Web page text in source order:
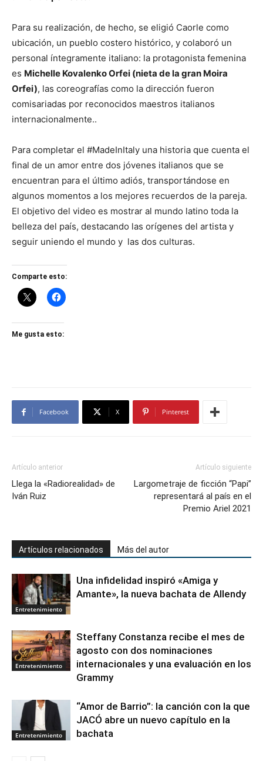
Para su realización, de hecho, se eligió Caorle como
ubicación, un pueblo costero histórico, y colaboró ​​un
personal íntegramente italiano: la protagonista femenina
es Michelle Kovalenko Orfei (nieta de la gran Moira
Orfei), las coreografías como la dirección fueron
comisariadas por reconocidos maestros italianos
internacionalmente..
Para completar el #MadeInItaly una historia que cuenta el
final de un amor entre dos jóvenes italianos que se
encuentran para el último adiós, transportándose en
algunos momentos a los mejores recuerdos de la pareja.
El objetivo del video es mostrar al mundo latino toda la
belleza del país, destacando las orígenes del artista y
seguir uniendo el mundo y las dos culturas.
Comparte esto:
Me gusta esto:
Facebook X Pinterest
Artículo anterior
Llega la «Radiorealidad» de
Iván Ruiz
Artículo siguiente
Largometraje de ficción “Papi”
representará al país en el
Premio Ariel 2021
Artículos relacionados Más del autor
Entretenimiento
Una infidelidad inspiró «Amiga y
Amante», la nueva bachata de Allendy
Entretenimiento
Steffany Constanza recibe el mes de
agosto con dos nominaciones
internacionales y una evaluación en los
Grammy
Entretenimiento
“Amor de Barrio”: la canción con la que
JACÓ abre un nuevo capítulo en la
bachata